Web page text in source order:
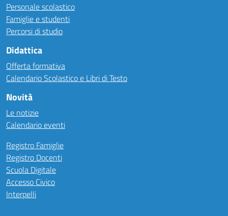
Personale scolastico
Famiglie e studenti
Percorsi di studio
Didattica
Offerta formativa
Calendario Scolastico e Libri di Testo
Novità
Le notizie
Calendario eventi
Registro Famiglie
Registro Docenti
Scuola Digitale
Accesso Civico
Interpelli